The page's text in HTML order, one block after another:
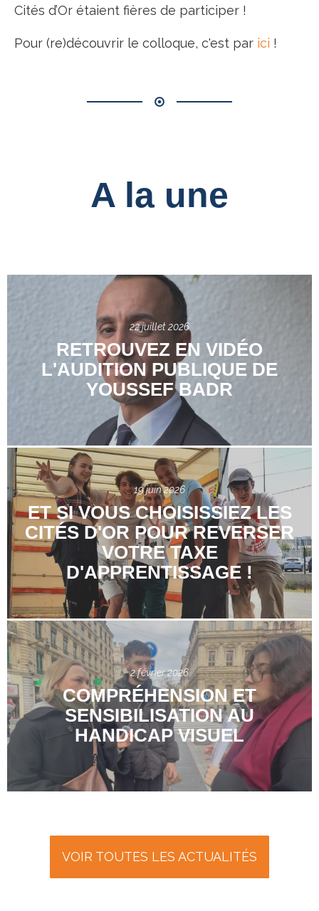
Cités d’Or étaient fières de participer !
Pour (re)découvrir le colloque, c'est par ici !
A la une
22 juillet 2026
RETROUVEZ EN VIDÉO
L'AUDITION PUBLIQUE DE
YOUSSEF BADR
19 juin 2026
ET SI VOUS CHOISISSIEZ LES
CITÉS D'OR POUR REVERSER
VOTRE TAXE
D'APPRENTISSAGE !
2 février 2026
COMPRÉHENSION ET
SENSIBILISATION AU
HANDICAP VISUEL
VOIR TOUTES LES ACTUALITÉS